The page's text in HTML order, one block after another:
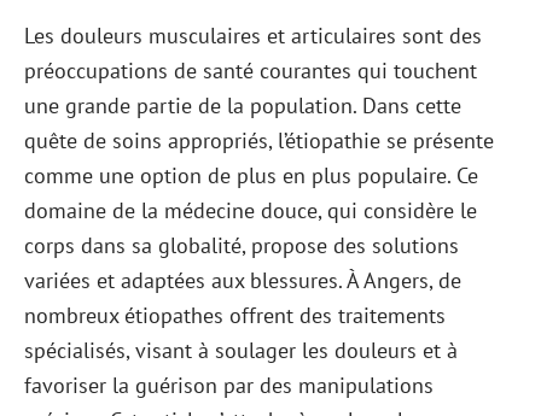
Les douleurs musculaires et articulaires sont des
préoccupations de santé courantes qui touchent
une grande partie de la population. Dans cette
quête de soins appropriés, l’étiopathie se présente
comme une option de plus en plus populaire. Ce
domaine de la médecine douce, qui considère le
corps dans sa globalité, propose des solutions
variées et adaptées aux blessures. À Angers, de
nombreux étiopathes offrent des traitements
spécialisés, visant à soulager les douleurs et à
favoriser la guérison par des manipulations